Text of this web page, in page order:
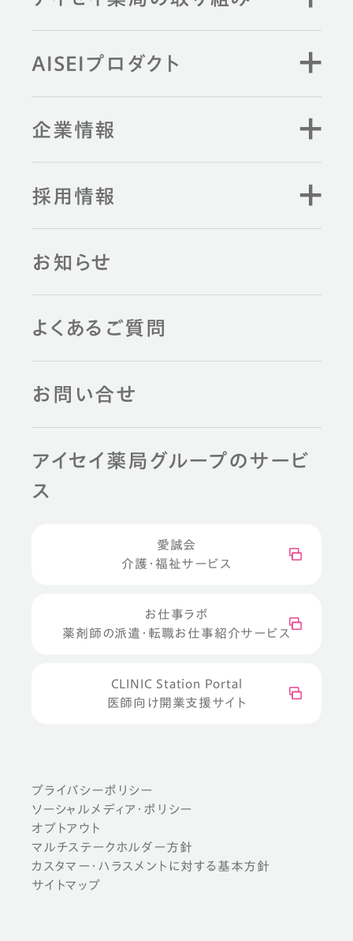
AISEIプロダクト
企業情報
採用情報
お知らせ
よくあるご質問
お問い合せ
アイセイ薬局グループのサービ
ス
愛誠会
介護・福祉サービス
お仕事ラボ
薬剤師の派遣・転職お仕事紹介サービス
CLINIC Station Portal
医師向け開業支援サイト
プライバシーポリシー
ソーシャルメディア・ポリシー
オプトアウト
マルチステークホルダー方針
カスタマー・ハラスメントに対する基本方針
サイトマップ